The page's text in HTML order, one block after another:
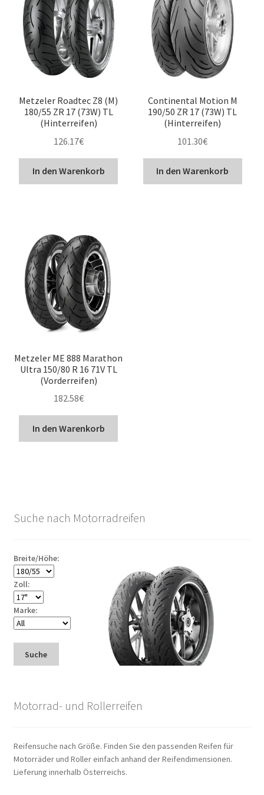
Metzeler Roadtec Z8 (M)
180/55 ZR 17 (73W) TL
(Hinterreifen)
126.17€
In den Warenkorb
Continental Motion M
190/50 ZR 17 (73W) TL
(Hinterreifen)
101.30€
In den Warenkorb
Metzeler ME 888 Marathon
Ultra 150/80 R 16 71V TL
(Vorderreifen)
182.58€
In den Warenkorb
Suche nach Motorradreifen
Breite/Höhe:
Zoll:
Marke:
Suche
Motorrad- und Rollerreifen
Reifensuche nach Größe. Finden Sie den passenden Reifen für
Motorräder und Roller einfach anhand der Reifendimensionen.
Lieferung innerhalb Österreichs.